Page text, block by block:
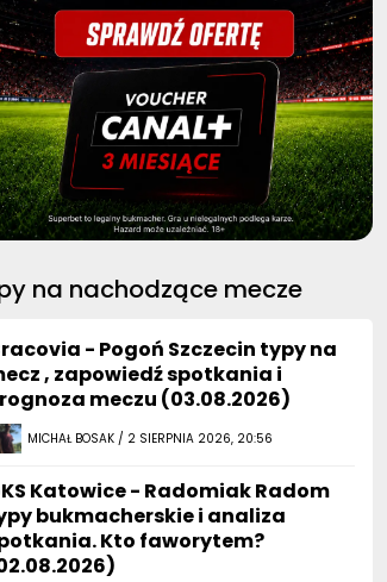
na nachodzące mecze
- Pogoń Szczecin typy na
, zapowiedź spotkania i
meczu (03.08.2026)
MICHAŁ BOSAK / 2 SIERPNIA 2026, 20:56
Katowice - Radomiak Radom
bukmacherskie i analiza
Kto faworytem?